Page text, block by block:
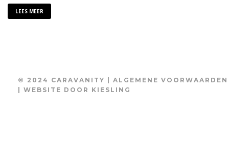
LEES MEER
© 2024 CARAVANITY | ALGEMENE VOORWAARDEN
| WEBSITE DOOR KIESLING